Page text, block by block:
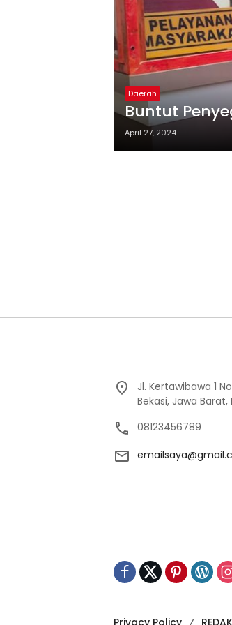
Daerah
Buntut
April 27, 2024
Jl. Kertawibawa 1
Bekasi, Jawa
08123456789